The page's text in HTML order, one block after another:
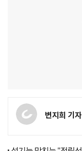
변지희 기자